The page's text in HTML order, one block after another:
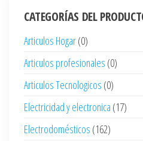
CATEGORÍAS DEL
Articulos Hogar(0)
Articulos profesionales (0)
Articulos Tecnologicos (0)
Electricidad y electronica (17)
Electrodomésticos (162)